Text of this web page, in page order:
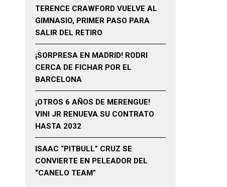
TERENCE CRAWFORD VUELVE AL
GIMNASIO, PRIMER PASO PARA
SALIR DEL RETIRO
¡SORPRESA EN MADRID! RODRI
CERCA DE FICHAR POR EL
BARCELONA
¡OTROS 6 AÑOS DE MERENGUE!
VINI JR RENUEVA SU CONTRATO
HASTA 2032
ISAAC “PITBULL” CRUZ SE
CONVIERTE EN PELEADOR DEL
“CANELO TEAM”